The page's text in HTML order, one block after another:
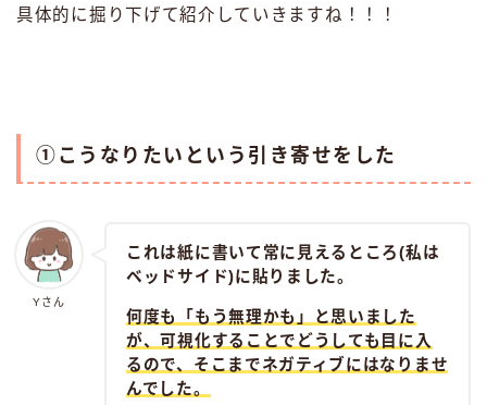
具体的に掘り下げて紹介していきますね！！！
①こうなりたいという引き寄せをした
Yさん
これは紙に書いて常に見えるところ(私は
ベッドサイド)に貼りました。
何度も「もう無理かも」と思いました
が、可視化することでどうしても目に入
るので、そこまでネガティブにはなりませ
んでした。